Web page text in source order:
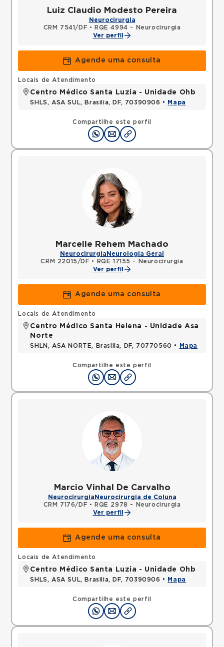
Luiz Claudio Modesto Pereira
Neurocirurgia
CRM 7541/DF •
RQE 4994 - Neurocirurgia
Ver perfil
Agende uma consulta
Compartilhe este perfil
Locais de Atendimento
Centro Médico Santa Luzia - Unidade Ohb
SHLS, ASA SUL, Brasilia, DF, 70390906 • Mapa
Marcelle Rehem Machado
Neurocirurgia Neurologia Geral
CRM 22015/DF •
RQE 17155 - Neurocirurgia
Ver perfil
Agende uma consulta
Compartilhe este perfil
Locais de Atendimento
Centro Médico Santa Helena - Unidade Asa
Norte
SHLN, ASA NORTE, Brasilia, DF, 70770560 • Mapa
Marcio Vinhal De Carvalho
Neurocirurgia Neurocirurgia de Coluna
CRM 7176/DF •
RQE 2978 - Neurocirurgia
Ver perfil
Agende uma consulta
Compartilhe este perfil
Locais de Atendimento
Centro Médico Santa Luzia - Unidade Ohb
SHLS, ASA SUL, Brasilia, DF, 70390906 • Mapa